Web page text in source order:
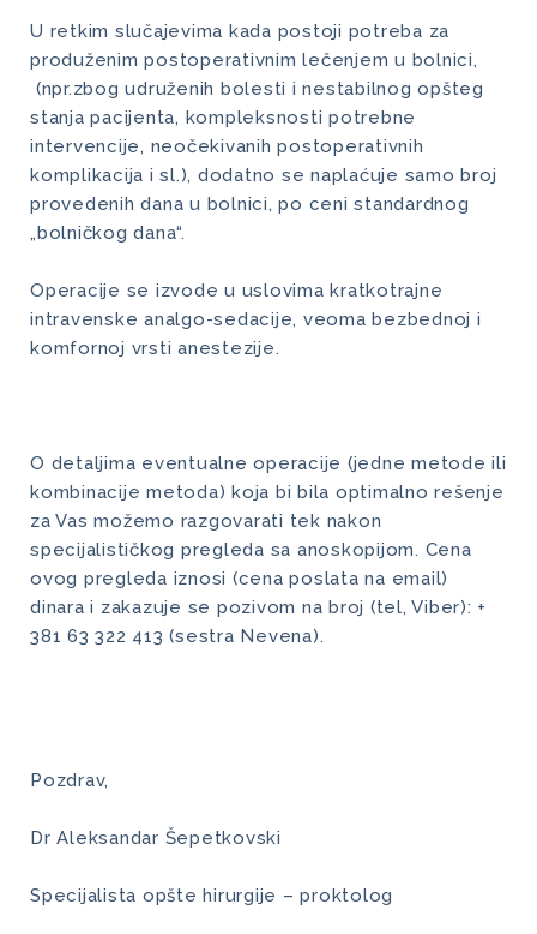
U retkim slučajevima kada postoji potreba za
produženim postoperativnim lečenjem u bolnici,
(npr.zbog udruženih bolesti i nestabilnog opšteg
stanja pacijenta, kompleksnosti potrebne
intervencije, neočekivanih postoperativnih
komplikacija i sl.), dodatno se naplaćuje samo broj
provedenih dana u bolnici, po ceni standardnog
„bolničkog dana“.
Operacije se izvode u uslovima kratkotrajne
intravenske analgo-sedacije, veoma bezbednoj i
komfornoj vrsti anestezije.
O detaljima eventualne operacije (jedne metode ili
kombinacije metoda) koja bi bila optimalno rešenje
za Vas možemo razgovarati tek nakon
specijalističkog pregleda sa anoskopijom. Cena
ovog pregleda iznosi (cena poslata na email)
dinara i zakazuje se pozivom na broj (tel, Viber): +
381 63 322 413 (sestra Nevena).
Pozdrav,
Dr Aleksandar Šepetkovski
Specijalista opšte hirurgije – proktolog